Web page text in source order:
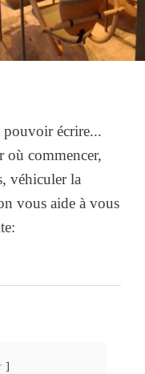
pouvoir écrire...
où commencer,
véhiculer la
vous aide à vous